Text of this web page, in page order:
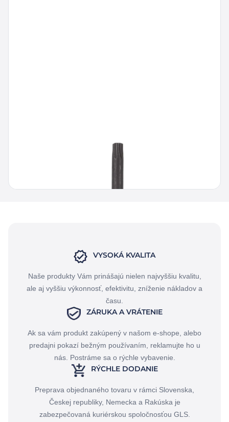
VYSOKÁ KVALITA
Naše produkty Vám prinášajú nielen najvyššiu kvalitu,
ale aj vyššiu výkonnosť, efektivitu, zníženie nákladov a
času.
ZÁRUKA A VRÁTENIE
Ak sa vám produkt zakúpený v našom e-shope, alebo
predajni pokazí bežným používaním, reklamujte ho u
nás. Postráme sa o rýchle vybavenie.
RÝCHLE DODANIE
Preprava objednaného tovaru v rámci Slovenska,
Českej republiky, Nemecka a Rakúska je
zabezpečovaná kuriérskou spoločnosťou GLS.